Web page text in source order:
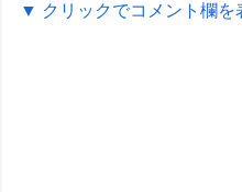
▼ クリックでコメント欄を